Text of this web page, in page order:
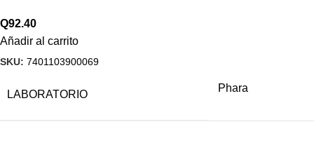
Q92.40
Añadir al carrito
SKU: 7401103900069
LABORATORIO
Phara